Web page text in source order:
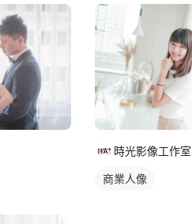
時光影像工作室
商業人像